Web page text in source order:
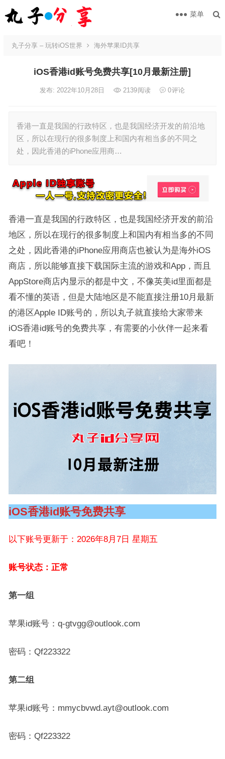
菜单
丸子分享 – 玩转iOS世界 海外苹果ID共享
iOS香港id账号免费共享[10月最新注册]
发布: 2022年10月28日 2139阅读 0评论
香港一直是我国的行政特区，也是我国经济开发的前沿地
区，所以在现行的很多制度上和国内有相当多的不同之
处，因此香港的iPhone应用商…
香港一直是我国的行政特区，也是我国经济开发的前沿
地区，所以在现行的很多制度上和国内有相当多的不同
之处，因此香港的iPhone应用商店也被认为是海外iOS
商店，所以能够直接下载国际主流的游戏和App，而且
AppStore商店内显示的都是中文，不像英美id里面都是
看不懂的英语，但是大陆地区是不能直接注册10月最新
的港区Apple ID账号的，所以丸子就直接给大家带来
iOS香港id账号的免费共享，有需要的小伙伴一起来看
看吧！
iOS香港id账号免费共享
以下账号更新于：2026年8月7日 星期五
账号状态：正常
第一组
苹果id账号：q-gtvgg@outlook.com
密码：Qf223322
第二组
苹果id账号：mmycbvwd.ayt@outlook.com
密码：Qf223322